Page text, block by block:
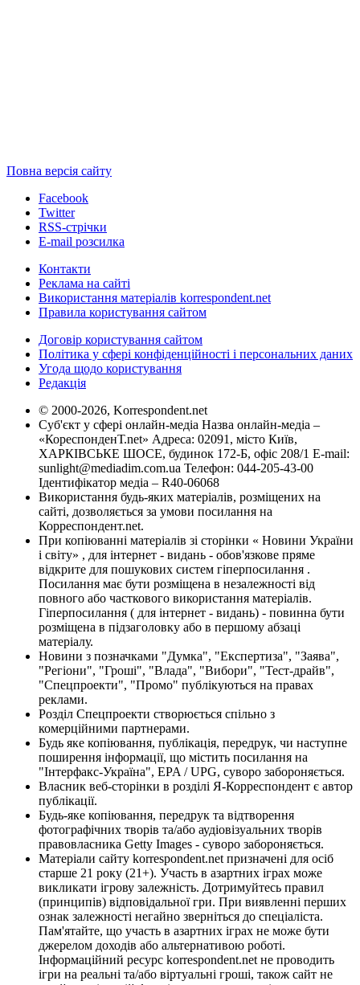
Повна версія сайту
Facebook
Twitter
RSS-стрічки
E-mail розсилка
Контакти
Реклама на сайті
Використання матеріалів korrespondent.net
Правила користування сайтом
Договір користування сайтом
Політика у сфері конфіденційності і персональних даних
Угода щодо користування
Редакція
© 2000-2026, Korrespondent.net
Суб'єкт у сфері онлайн-медіа Назва онлайн-медіа –
«КореспонденТ.net» Адреса: 02091, місто Київ,
ХАРКІВСЬКЕ ШОСЕ, будинок 172-Б, офіс 208/1 E-mail:
sunlight@mediadim.com.ua Телефон: 044-205-43-00
Ідентифікатор медіа – R40-06068
Використання будь-яких матеріалів, розміщених на
сайті, дозволяється за умови посилання на
Корреспондент.net.
При копіюванні матеріалів зі сторінки « Новини України
і світу» , для інтернет - видань - обов'язкове пряме
відкрите для пошукових систем гіперпосилання .
Посилання має бути розміщена в незалежності від
повного або часткового використання матеріалів.
Гіперпосилання ( для інтернет - видань) - повинна бути
розміщена в підзаголовку або в першому абзаці
матеріалу.
Новини з позначками "Думка", "Експертиза", "Заява",
"Регіони", "Гроші", "Влада", "Вибори", "Тест-драйв",
"Спецпроекти", "Промо" публікуються на правах
реклами.
Розділ Спецпроекти створюється спільно з
комерційними партнерами.
Будь яке копіювання, публікація, передрук, чи наступне
поширення інформації, що містить посилання на
"Інтерфакс-Україна", EPA / UPG, суворо забороняється.
Власник веб-сторінки в розділі Я-Корреспондент є автор
публікації.
Будь-яке копіювання, передрук та відтворення
фотографічних творів та/або аудіовізуальних творів
правовласника Getty Images - суворо забороняється.
Матеріали сайту korrespondent.net призначені для осіб
старше 21 року (21+). Участь в азартних іграх може
викликати ігрову залежність. Дотримуйтесь правил
(принципів) відповідальної гри. При виявленні перших
ознак залежності негайно зверніться до спеціаліста.
Пам'ятайте, що участь в азартних іграх не може бути
джерелом доходів або альтернативою роботі.
Інформаційний ресурс korrespondent.net не проводить
ігри на реальні та/або віртуальні гроші, також сайт не